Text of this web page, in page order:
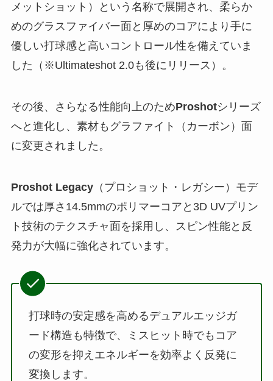
メットショット）という名称で展開され、柔らか
めのグラスファイバー面と厚めのコアにより手に
優しい打球感と高いコントロール性を備えていま
した（※Ultimateshot 2.0も後にリリース）。
その後、さらなる性能向上のためProshotシリーズ
へと進化し、素材もグラファイト（カーボン）面
に変更されました。
Proshot Legacy（プロショット・レガシー）モデ
ルでは厚さ14.5mmのポリマーコアと3D UVプリン
ト技術のテクスチャ面を採用し、スピン性能と反
発力が大幅に強化されています。
打球時の安定感を高めるデュアルエッジガ
ード構造も特徴で、ミスヒット時でもコア
の変形を抑えエネルギーを効率よく反発に
変換します。